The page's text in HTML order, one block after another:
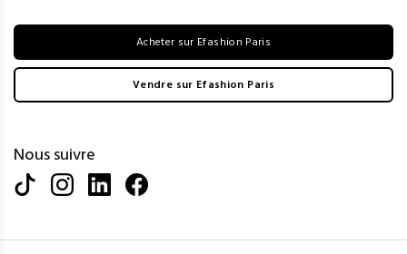
Acheter sur Efashion Paris
Vendre sur Efashion Paris
Nous suivre